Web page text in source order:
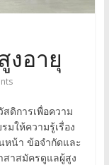
งอายุ
ดิการเพื่อความ
มให้ความรู้เรื่อง
หน้า ข้อจำกัดและ
สาสมัครดูแลผู้สูง